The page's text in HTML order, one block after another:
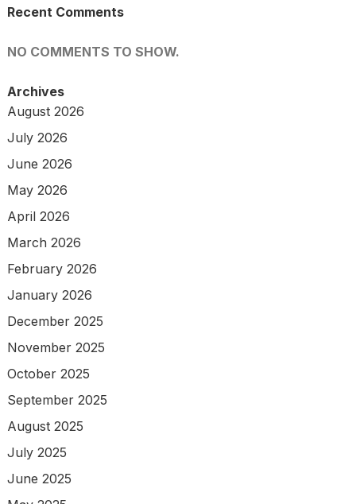
Recent Comments
NO COMMENTS TO SHOW.
Archives
August 2026
July 2026
June 2026
May 2026
April 2026
March 2026
February 2026
January 2026
December 2025
November 2025
October 2025
September 2025
August 2025
July 2025
June 2025